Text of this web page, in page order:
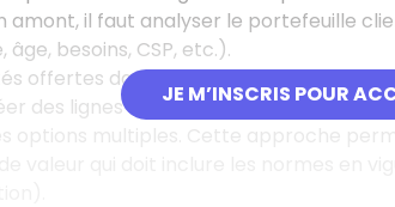
JE M’INSCRIS POUR
amont, il faut analyser le portefeuille
âge, besoins, CSP, etc.).
offertes dans la conduite de la
des lignes de produits